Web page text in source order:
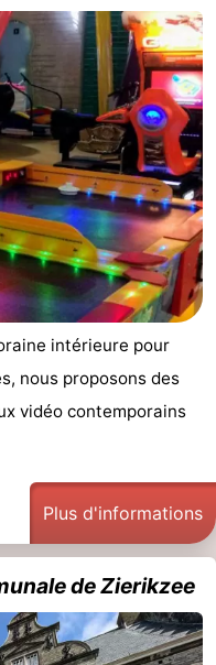
intérieure pour
nous proposons des
vidéo contemporains
Plus d'informations
de Zierikzee